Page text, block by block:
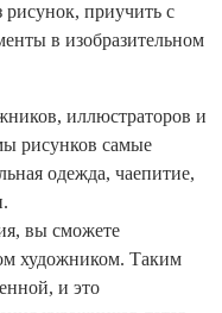
рисунок, приучить с
в изобразительном
иллюстраторов и
рисунков самые
одежда, чаепитие,
вы сможете
художником. Таким
и это